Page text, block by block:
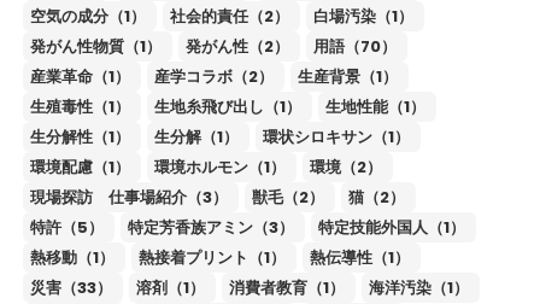
空気の成分（1）
社会的責任（2）
白場汚染（1）
発がん性物質（1）
発がん性（2）
用語（70）
産業革命（1）
産学コラボ（2）
生産背景（1）
生殖毒性（1）
生地糸飛び出し（1）
生地性能（1）
生分解性（1）
生分解（1）
環状シロキサン（1）
環境配慮（1）
環境ホルモン（1）
環境（2）
現場探訪 仕事場紹介（3）
獣毛（2）
猫（2）
特許（5）
特定芳香族アミン（3）
特定技能外国人（1）
熱移動（1）
熱接着プリント（1）
熱伝導性（1）
災害（33）
溶剤（1） 消費者教育（1）
海洋汚染（1）